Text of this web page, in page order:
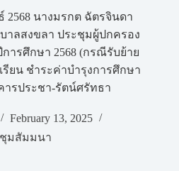
นางมรกต ฉัตรจินดา
าลสงขลา ประชุมผู้ปกครอง
การศึกษา 2568 (กรณีรับย้าย
ยน ชำระค่าบำรุงการศึกษา
รประชา-รัตน์ศรัทธา
February 13, 2025
มสัมมนา